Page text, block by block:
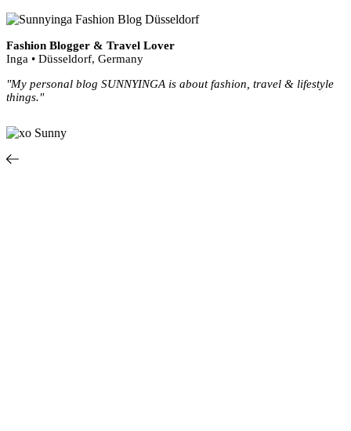
Fashion Blogger & Travel Lover
Inga • Düsseldorf, Germany
"My personal blog SUNNYINGA is about fashion, travel & lifestyle
things."